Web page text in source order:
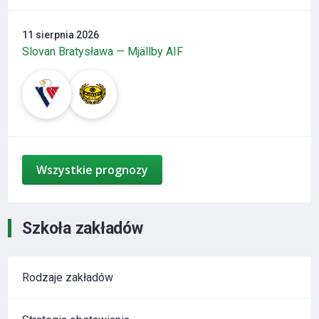
11 sierpnia 2026
Slovan Bratysława — Mjällby AIF
Wszystkie prognozy
Szkoła zakładów
Rodzaje zakładów